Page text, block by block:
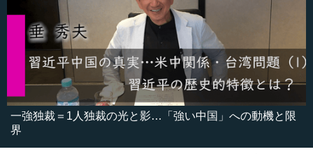
一強独裁＝1人独裁の光と影…「強い中国」への動機と限
界